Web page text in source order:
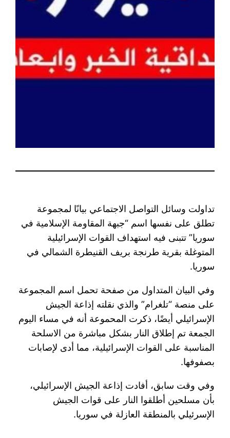
تداولت وسائل التواصل الاجتماعي بيانًا لمجموعة
تطلق على نفسها اسم “جبهة المقاومة الإسلامية في
سوريا” تتبنى فيه استهداف القوات الإسرائيلية
المتوغلة بقرية طرنجة بريف القنيطرة الشمالي في
سوريا.
وفي البيان المتداول من صفحة تحمل اسم المجموعة
على منصة “تلغرام” والذي نقلته إذاعة الجيش
الإسرائيلي أيضًا، ذكرت المحموعة أنه في مساء اليوم
الجمعة تم إطلاق النار بشكل مباشرة من الاسلحة
المناسبة على القوات الإسرائيلية، مما أدى لإصابات
بصفوفها.
وفي وقت سابق، أفادت إذاعة الجيش الإسرائيلي،
بأن مسلحين أطلقوا النار على قوات الجيش
الإسرئيلي بالمنطقة العازلة في سوريا.